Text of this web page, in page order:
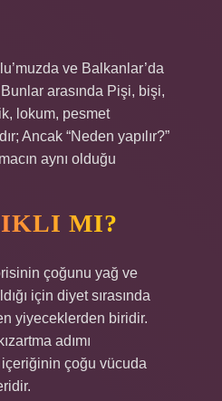
ve Balkanlar’da
arasında Pişi, bişi,
lokum, pesmet
Ancak “Neden yapılır?”
aynı olduğu
MI?
çoğunu yağ ve
için diyet sırasında
yiyeceklerden biridir.
adımı
çoğu vücuda